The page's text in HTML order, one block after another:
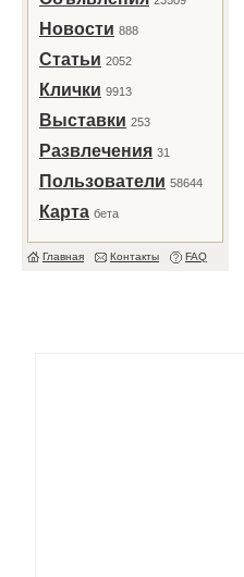
Новости 888
Статьи 2052
Клички 9913
Выставки 253
Развлечения 31
Пользователи 58644
Карта бета
Главная Контакты FAQ